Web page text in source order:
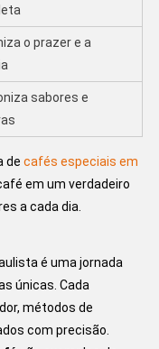
o prazer e a
sabores e
de cafés especiais em
em um verdadeiro
a cada dia.
é uma jornada
únicas. Cada
métodos de
com precisão.